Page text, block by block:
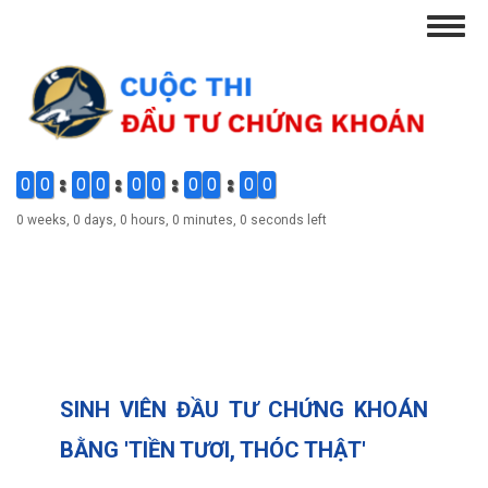
content
0 0 0 0 0 0 0 0 0 0
0 weeks, 0 days, 0 hours, 0 minutes, 0 seconds left
SINH VIÊN ĐẦU TƯ CHỨNG KHOÁN
BẰNG 'TIỀN TƯƠI, THÓC THẬT'